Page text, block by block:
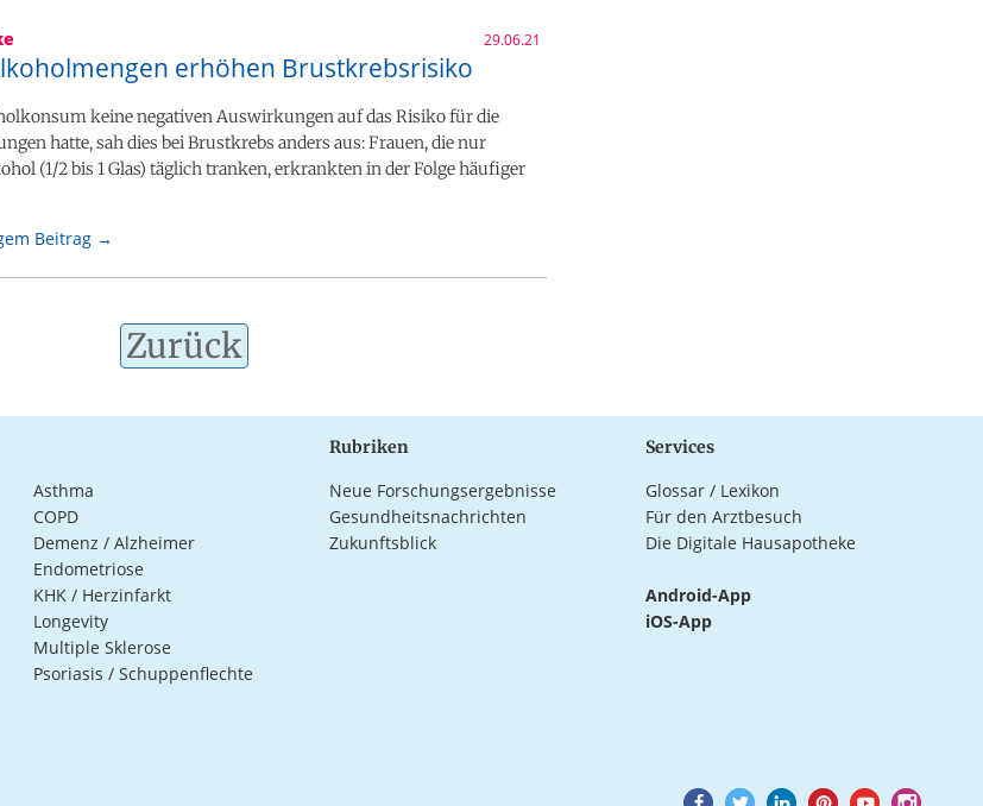
29.06.21
erhöhen Brustkrebsrisiko
keine negativen Auswirkungen auf das Risiko für die
hatte, sah dies bei Brustkrebs anders aus: Frauen, die nur
(1/2 bis 1 Glas) täglich tranken, erkrankten in der Folge häufiger
Beitrag →
Zurück
Asthma
COPD
Demenz / Alzheimer
Endometriose
KHK / Herzinfarkt
Longevity
Multiple Sklerose
Psoriasis / Schuppenflechte
Rubriken
Neue Forschungsergebnisse
Gesundheitsnachrichten
Zukunftsblick
Services
Glossar / Lexikon
Für den Arztbesuch
Die Digitale Hausapotheke
Android-App
iOS-App